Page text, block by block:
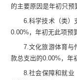
的主要原因是年初只预
6.科学技术（类）
0.00% ，年初无此项预
7.文化旅游体育与
款总支出的0.00% ，年
8.社会保障和就业